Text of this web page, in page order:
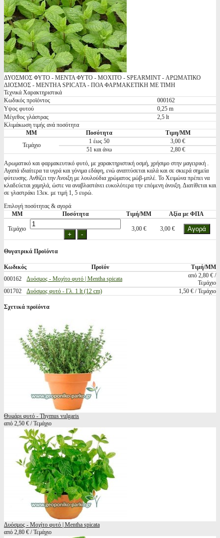
ΔΥΟΣΜΟΣ ΦΥΤΟ - ΜΕΝΤΑ ΦΥΤΟ - ΜΟΧΙΤΟ - SPEARMINT - ΑΡΩΜΑΤΙΚΟ
ΔΙΟΣΜΟΣ - MENTHA SPICATA - ΠΟΑ ΦΑΡΜΑΚΕΤΙΚΗ ΜΕ ΤΙΜΗ
Τεχνικά Χαρακτηριστικά
Κωδικός προϊόντος
000162
Υψος φυτού
0,25 m
Μέγεθος γλάστρας
2,5 lt
Κλιμάκωση τιμής ανά ποσότητα
ΜΜ
Ποσότητα
Τιμη/ΜΜ
Τεμάχιο
1 έως 50
3,00 €
51 και άνω
2,80 €
Αρωματικό και φαρμακευτικό φυτό, με χαρακτηριστική οσμή, χρήσιμο στην μαγειρική .
Αγαπά ιδιαίτερα τα υγρά και γόνιμα εδάφη, ενώ αναπτύσεται καλά και σε σκιερά σημεία
φύτευσης. Ανθίζει την Ανοιξη με λουλούδια χρώματος μώβ-μπλέ. Το Χειμώνα πρέπει να
κλαδεύεται χαμηλά, ώστε να αναβλαστάνει ευκολότερα την επόμενη άνοιξη. Διατίθεται και
σε γλαστράκι 13εκ. με τιμή 1, 5 ευρώ.
Επιλογή ποσότητας & αγορά
ΜΜ
Ποσότητα Τιμή/ΜΜ Αξία με ΦΠΑ
Τεμάχιο 3,00 € 3,00 €
Θυγατρικά Προϊόντα
Κωδικός Προϊόν
Τιμή/ΜΜ
000162
Δυόσμος - Μοχίτο φυτό | Mentha spicata
από 2,80 € /
Τεμάχιο
001702
Δυόσμος φυτό - Γλ. 1 lt (12 cm) 1,50 € / Τεμάχιο
Σχετικά προϊόντα
Θυμάρι φυτό - Thymus vulgaris
από 2,50 € / Τεμάχιο
Δυόσμος - Μοχίτο φυτό | Mentha spicata
από 2,80 € / Τεμάχιο